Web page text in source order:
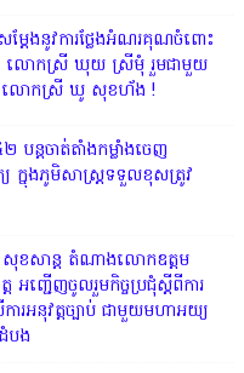
ម្តែងនូវការថ្លែងអំណរគុណចំពោះ
លោកស្រី ឃុយ ស្រីមុំ រួមជាមួយ
ោកស្រី ឃូ សុខហ័ង !
បន្តចាត់តាំងកម្លាំងចេញ
ក្នុងភូមិសាស្រ្តទទួលខុសត្រូវ
សាន្ត តំណាង​លោកឧត្តម
អញ្ជេីញចូលរួមកិច្ចប្រជុំស្ដីពីការ
រអនុវត្តច្បាប់​ ជាមួយមហាអយ្យ
បង